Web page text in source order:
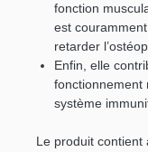
fonction
est
retarder
Enfin, elle
fonctionnement
système
Le produit contient